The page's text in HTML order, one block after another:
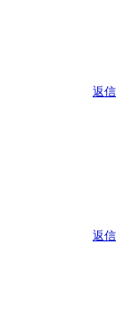
返信
返信